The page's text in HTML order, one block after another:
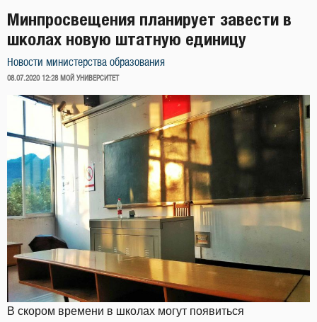
Минпросвещения планирует завести в
школах новую штатную единицу
Новости министерства образования
ОПУБЛИКОВАНО
08.07.2020 12:28 МОЙ УНИВЕРСИТЕТ
В скором времени в школах могут появиться